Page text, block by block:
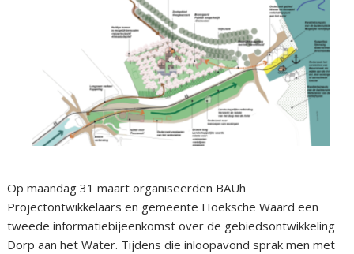
Op maandag 31 maart organiseerden BAUh
Projectontwikkelaars en gemeente Hoeksche Waard een
tweede informatiebijeenkomst over de gebiedsontwikkeling
Dorp aan het Water. Tijdens die inloopavond sprak men met